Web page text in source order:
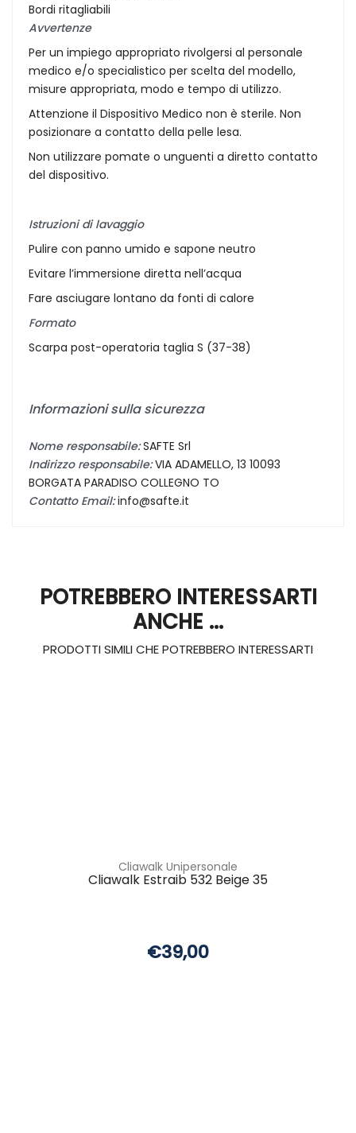
Bordi ritagliabili
Avvertenze
Per un impiego appropriato rivolgersi al personale
medico e/o specialistico per scelta del modello,
misure appropriata, modo e tempo di utilizzo.
Attenzione il Dispositivo Medico non è sterile. Non
posizionare a contatto della pelle lesa.
Non utilizzare pomate o unguenti a diretto contatto
del dispositivo.
Istruzioni di lavaggio
Pulire con panno umido e sapone neutro
Evitare l’immersione diretta nell’acqua
Fare asciugare lontano da fonti di calore
Formato
Scarpa post-operatoria taglia S (37-38)
Informazioni sulla sicurezza
Nome responsabile:SAFTE Srl
Indirizzo responsabile:VIA ADAMELLO, 13 10093
BORGATA PARADISO COLLEGNO TO
Contatto Email:info@safte.it
POTREBBERO INTERESSARTI
ANCHE ...
PRODOTTI SIMILI CHE POTREBBERO INTERESSARTI
Cliawalk Unipersonale
Cliawalk Estraib 532 Beige 35
€39,00